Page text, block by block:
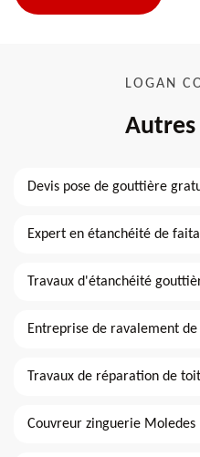
LOGAN
Autres
Devis pose de gouttière
Expert en étanchéité de
Travaux d'étanchéité
Entreprise de ravalement
Travaux de réparation de
Couvreur zinguerie Moledes